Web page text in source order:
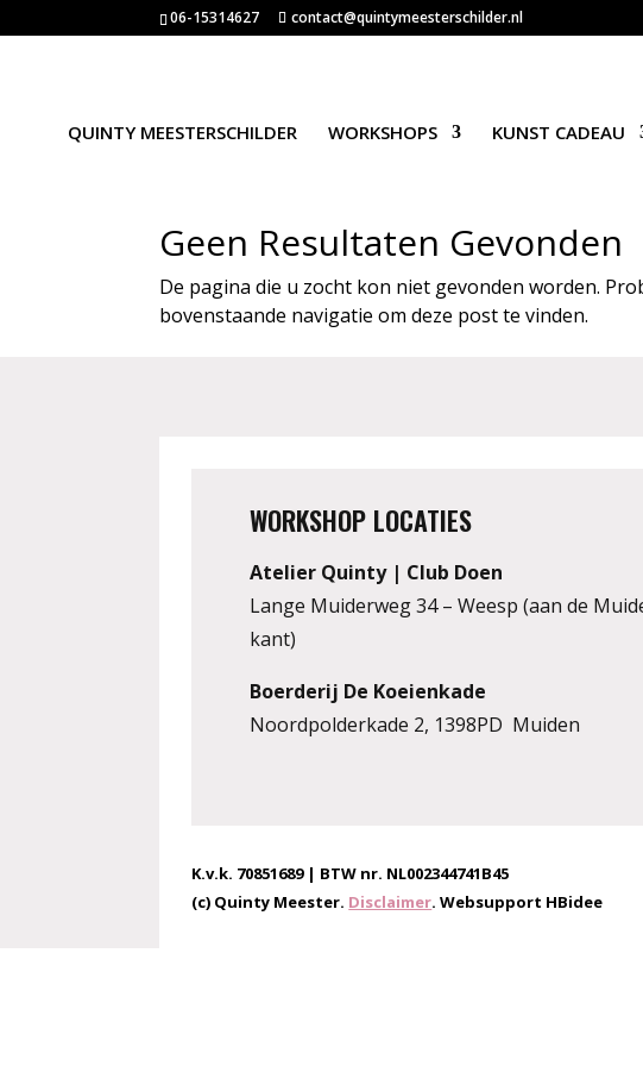
06-15314627 contact@quintymeesterschilder.nl
QUINTY MEESTERSCHILDER WORKSHOPS KUNST CADEAU
Geen Resultaten Gevonden
De pagina die u zocht kon niet gevonden worden.
bovenstaande navigatie om deze post te vinden.
WORKSHOP LOCATIES
Atelier Quinty | Club Doen
Lange Muiderweg 34 – Weesp (aan de
kant)
Boerderij De Koeienkade
Noordpolderkade 2, 1398PD Muiden
K.v.k. 70851689 | BTW nr. NL002344741B45
(c) Quinty Meester. Disclaimer. Websupport HBidee